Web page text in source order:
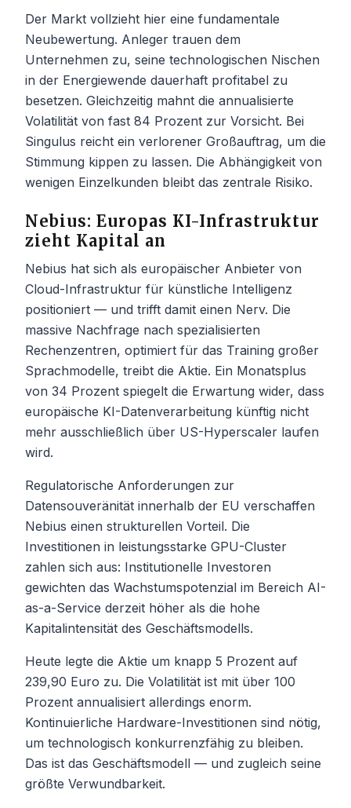
Der Markt vollzieht hier eine fundamentale
Neubewertung. Anleger trauen dem
Unternehmen zu, seine technologischen Nischen
in der Energiewende dauerhaft profitabel zu
besetzen. Gleichzeitig mahnt die annualisierte
Volatilität von fast 84 Prozent zur Vorsicht. Bei
Singulus reicht ein verlorener Großauftrag, um die
Stimmung kippen zu lassen. Die Abhängigkeit von
wenigen Einzelkunden bleibt das zentrale Risiko.
Nebius: Europas KI-Infrastruktur
zieht Kapital an
Nebius hat sich als europäischer Anbieter von
Cloud-Infrastruktur für künstliche Intelligenz
positioniert — und trifft damit einen Nerv. Die
massive Nachfrage nach spezialisierten
Rechenzentren, optimiert für das Training großer
Sprachmodelle, treibt die Aktie. Ein Monatsplus
von 34 Prozent spiegelt die Erwartung wider, dass
europäische KI-Datenverarbeitung künftig nicht
mehr ausschließlich über US-Hyperscaler laufen
wird.
Regulatorische Anforderungen zur
Datensouveränität innerhalb der EU verschaffen
Nebius einen strukturellen Vorteil. Die
Investitionen in leistungsstarke GPU-Cluster
zahlen sich aus: Institutionelle Investoren
gewichten das Wachstumspotenzial im Bereich AI-
as-a-Service derzeit höher als die hohe
Kapitalintensität des Geschäftsmodells.
Heute legte die Aktie um knapp 5 Prozent auf
239,90 Euro zu. Die Volatilität ist mit über 100
Prozent annualisiert allerdings enorm.
Kontinuierliche Hardware-Investitionen sind nötig,
um technologisch konkurrenzfähig zu bleiben.
Das ist das Geschäftsmodell — und zugleich seine
größte Verwundbarkeit.